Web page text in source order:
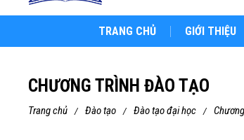
TRANG CHỦ GIỚI THIỆU
CHƯƠNG TRÌNH ĐÀO TẠO
trang chủ đào tạo đào tạo đại học